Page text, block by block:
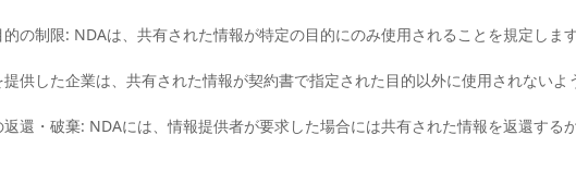
の制限: NDAは、共有された情報が特定の目的にのみ使用されることを規定します
供した企業は、共有された情報が契約書で指定された目的以外に使用されないよ
返還・破棄: NDAには、情報提供者が要求した場合には共有された情報を返還する